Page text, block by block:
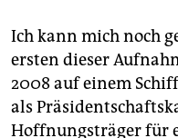
Ich kann mich noch
ersten dieser
2008 auf einem
als
Hoffnungsträger für